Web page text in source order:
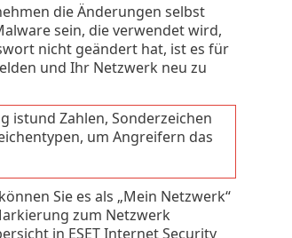
die Änderungen selbst
sein, die verwendet wird,
nicht geändert hat, ist es für
und Ihr Netzwerk neu zu
istund Zahlen, Sonderzeichen
um Angreifern das
Sie es als „Mein Netzwerk“
zum Netzwerk
in ESET Internet Security